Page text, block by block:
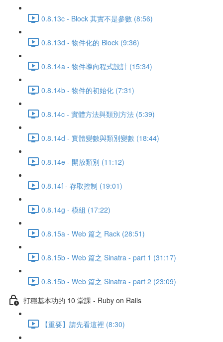
0.8.13c - Block 其實不是參數 (8:56)
0.8.13d - 物件化的 Block (9:36)
0.8.14a - 物件導向程式設計 (15:34)
0.8.14b - 物件的初始化 (7:31)
0.8.14c - 實體方法與類別方法 (5:39)
0.8.14d - 實體變數與類別變數 (18:44)
0.8.14e - 開放類別 (11:12)
0.8.14f - 存取控制 (19:01)
0.8.14g - 模組 (17:22)
0.8.15a - Web 篇之 Rack (28:51)
0.8.15b - Web 篇之 Sinatra - part 1 (31:17)
0.8.15b - Web 篇之 Sinatra - part 2 (23:09)
打穩基本功的 10 堂課 - Ruby on Rails
【重要】請先看這裡 (8:30)